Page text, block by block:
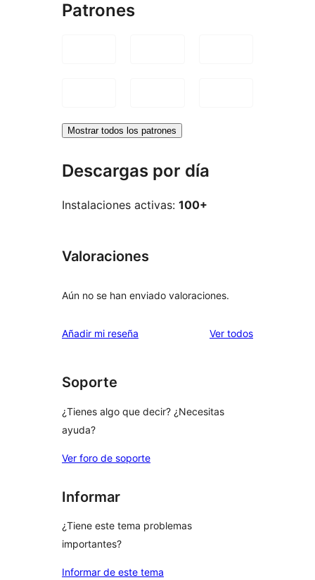
Patrones
Mostrar todos los patrones
Descargas por día
Instalaciones activas: 100+
Valoraciones
Aún no se han enviado valoraciones.
Añadir mi reseña Ver todoslos
Soporte
¿Tienes algo que decir? ¿Necesitas
ayuda?
Ver foro de soporte
Informar
¿Tiene este tema problemas
importantes?
Informar de este tema